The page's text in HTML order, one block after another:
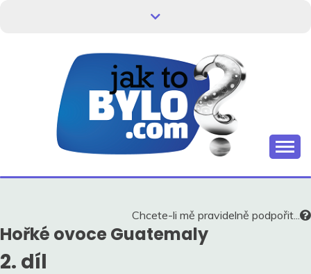
HISTORIE V
SOUVISLOSTECH
Chcete-li mě pravidelně podpořit...
Hořké ovoce Guatemaly
2. díl